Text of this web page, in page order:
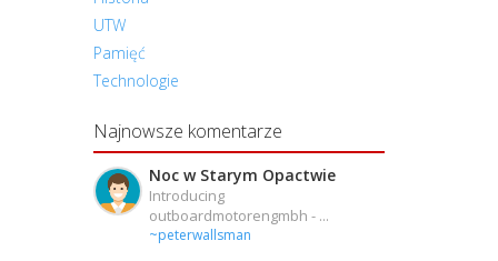
UTW
Pamięć
Technologie
Najnowsze komentarze
Noc w Starym Opactwie
Introducing
outboardmotorengmbh - ...
~peterwallsman